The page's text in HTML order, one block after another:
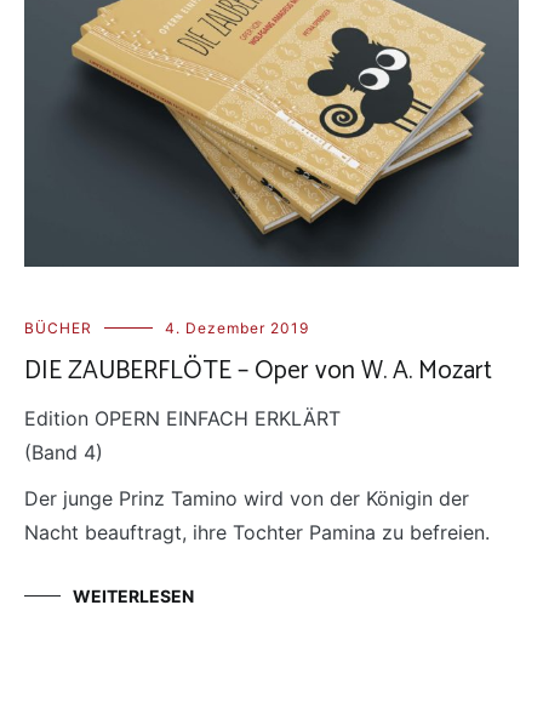
BÜCHER 4. Dezember 2019
DIE ZAUBERFLÖTE – Oper von W. A. Mozart
Edition OPERN EINFACH ERKLÄRT
(Band 4)
Der junge Prinz Tamino wird von der Königin der
Nacht beauftragt, ihre Tochter Pamina zu befreien.
WEITERLESEN